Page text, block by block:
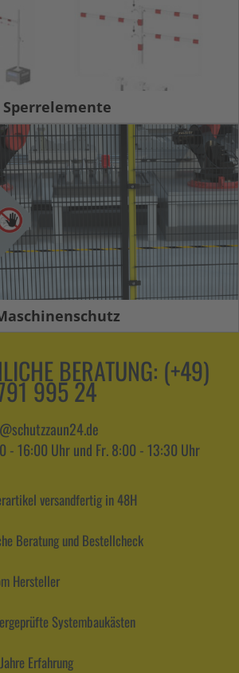
Sperrelemente
BERATUNG: (+49)
995 24
- 16:00 Uhr und Fr. 8:00 - 13:30 Uhr
versandfertig in 48H
Beratung und Bestellcheck
Hersteller
Systembaukästen
Erfahrung